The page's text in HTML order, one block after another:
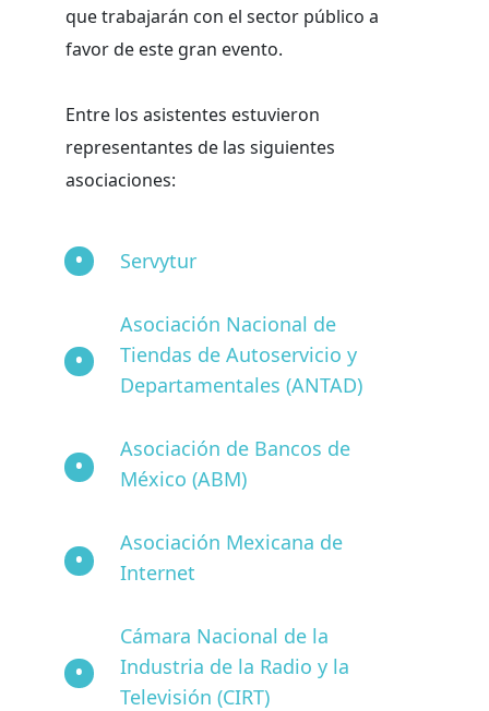
que trabajarán con el sector público a
favor de este gran evento.
Entre los asistentes estuvieron
representantes de las siguientes
asociaciones:
Servytur
Asociación Nacional de
Tiendas de Autoservicio y
Departamentales (ANTAD)
Asociación de Bancos de
México (ABM)
Asociación Mexicana de
Internet
Cámara Nacional de la
Industria de la Radio y la
Televisión (CIRT)